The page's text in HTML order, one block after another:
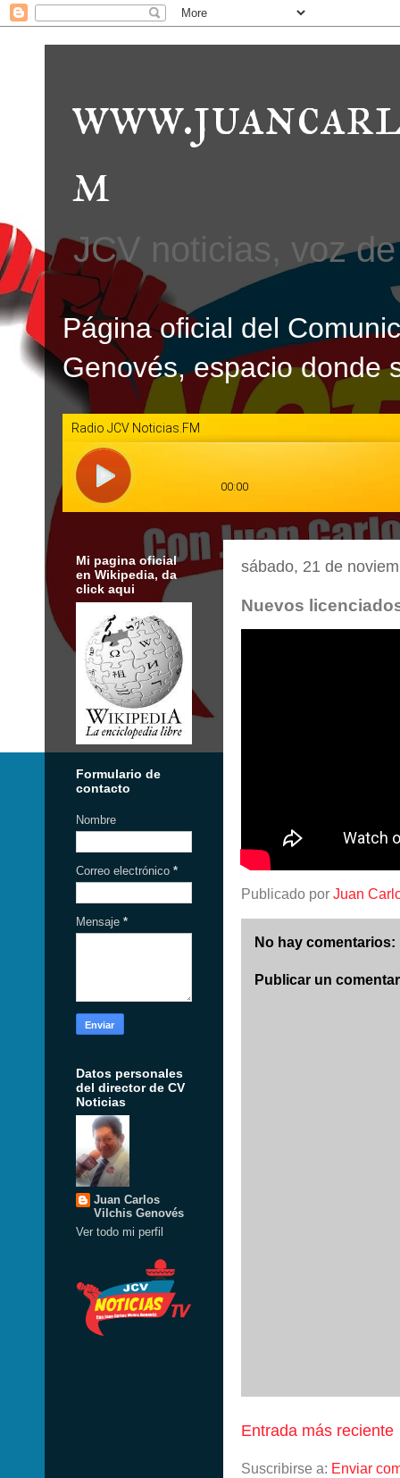
m
JCV noticias, voz
Página oficial del
Genovés, espacio donde
sábado, 21 de
Nuevos
Publicado por Juan
No hay comentarios:
Publicar un
Entrada más reciente
Suscribirse a: Enviar
Mi pagina oficial
en Wikipedia, da
click aqui
Formulario de
contacto
Nombre
Correo electrónico *
Mensaje *
Datos personales
del director de CV
Noticias
Juan Carlos
Vilchis Genovés
Ver todo mi perfil